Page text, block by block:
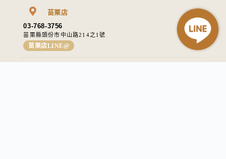
苗栗店
03-768-3756
苗栗縣頭份市中山路214之1號​
苗栗店LINE@